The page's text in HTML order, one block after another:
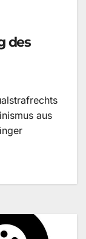
des
aus